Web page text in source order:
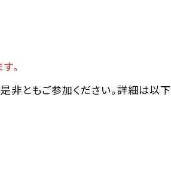
。
非ともご参加ください。詳細は以下